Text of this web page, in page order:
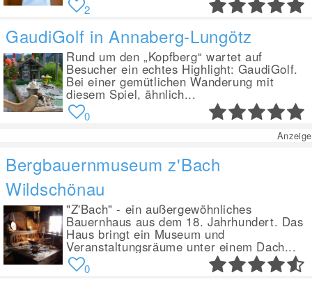
2
GaudiGolf in Annaberg-Lungötz
Rund um den „Kopfberg“ wartet auf
Besucher ein echtes Highlight: GaudiGolf.
Bei einer gemütlichen Wanderung mit
diesem Spiel, ähnlich...
0
Anzeige
Bergbauernmuseum z'Bach
Wildschönau
"Z'Bach" - ein außergewöhnliches
Bauernhaus aus dem 18. Jahrhundert. Das
Haus bringt ein Museum und
Veranstaltungsräume unter einem Dach...
0